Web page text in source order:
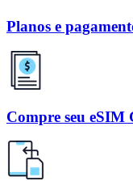
Planos e
Compre seu eSIM